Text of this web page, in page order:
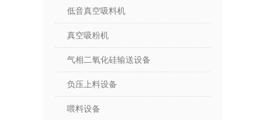
低音真空吸料机
真空吸粉机
气相二氧化硅输送设备
负压上料设备
喂料设备